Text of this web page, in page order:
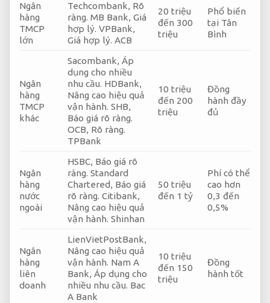
Ngân
hàng
TMCP
lớn
Techcombank, Rõ
ràng. MB Bank, Giá
hợp lý. VPBank,
Giá hợp lý. ACB
20 triệu
đến 300
triệu
Phổ biến
tại Tân
Bình
Ngân
hàng
TMCP
khác
Sacombank, Áp
dụng cho nhiều
nhu cầu. HDBank,
Nâng cao hiệu quả
vận hành. SHB,
Báo giá rõ ràng.
OCB, Rõ ràng.
TPBank
10 triệu
đến 200
triệu
Đồng
hành đầy
đủ
Ngân
hàng
nước
ngoài
HSBC, Báo giá rõ
ràng. Standard
Chartered, Báo giá
rõ ràng. Citibank,
Nâng cao hiệu quả
vận hành. Shinhan
50 triệu
đến 1 tỷ
Phí có thể
cao hơn
0,3 đến
0,5%
Ngân
hàng
liên
doanh
LienVietPostBank,
Nâng cao hiệu quả
vận hành. Nam A
Bank, Áp dụng cho
nhiều nhu cầu. Bac
A Bank
10 triệu
đến 150
triệu
Đồng
hành tốt